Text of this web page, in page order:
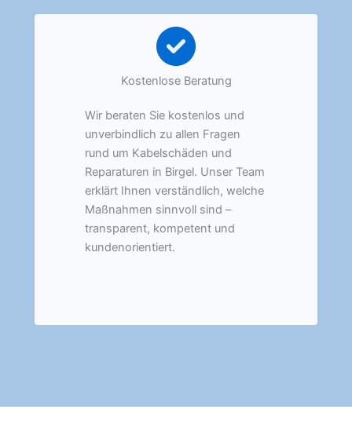
Kostenlose Beratung
Wir beraten Sie kostenlos und
unverbindlich zu allen Fragen
rund um Kabelschäden und
Reparaturen in Birgel. Unser Team
erklärt Ihnen verständlich, welche
Maßnahmen sinnvoll sind –
transparent, kompetent und
kundenorientiert.